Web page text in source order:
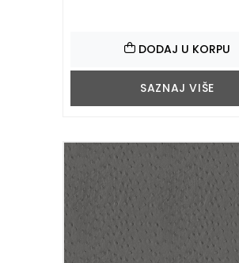
DODAJ U KORPU
SAZNAJ VIŠE